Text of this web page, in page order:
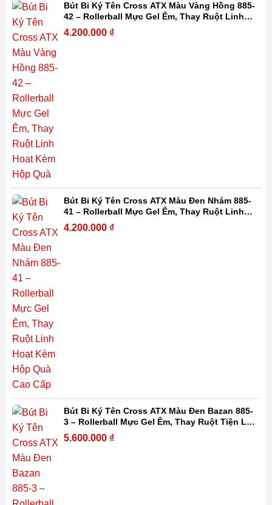
Bút Bi Ký Tên Cross ATX Màu Vàng Hồng 885-
42 – Rollerball Mực Gel Êm, Thay Ruột Linh
Hoạt Kèm Hộp Quà
4.200.000 ₫
Bút Bi Ký Tên Cross ATX Màu Đen Nhám 885-
41 – Rollerball Mực Gel Êm, Thay Ruột Linh
Hoạt Kèm Hộp Quà Cao Cấp
4.200.000 ₫
Bút Bi Ký Tên Cross ATX Màu Đen Bazan 885-
3 – Rollerball Mực Gel Êm, Thay Ruột Tiện Lợi
Kèm Hộp Quà Cao Cấp
5.600.000 ₫